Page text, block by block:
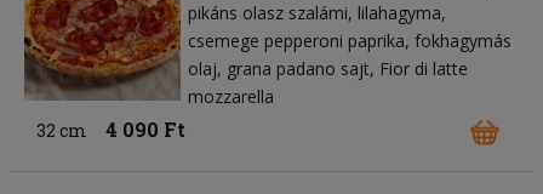
pikáns olasz szalámi lilahagyma
csemege pepperoni paprika fokhagymás
olaj grana padano sajt Fior di latte
mozzarella
32 cm
4 090 Ft